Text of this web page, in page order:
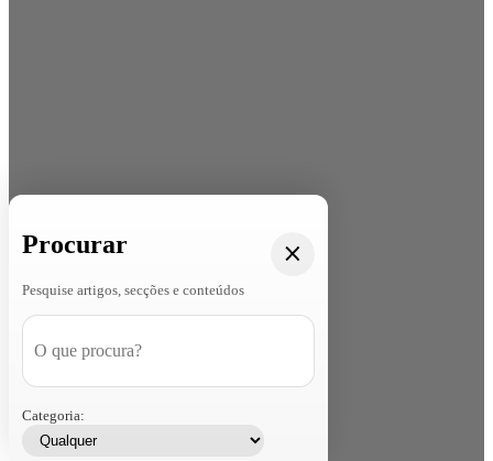
Procurar
Pesquise artigos, secções e conteúdos
Categoria: